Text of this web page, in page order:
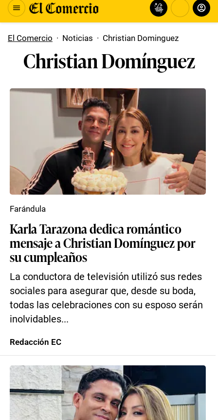
El Comercio · Noticias · Christian Dominguez
Christian Domínguez
Karla Tarazona dedica romántico
mensaje a Christian Domínguez por
su cumpleaños
La conductora de televisión utilizó sus redes
sociales para asegurar que, desde su boda,
todas las celebraciones con su esposo serán
inolvidables...
Farándula
Redacción EC